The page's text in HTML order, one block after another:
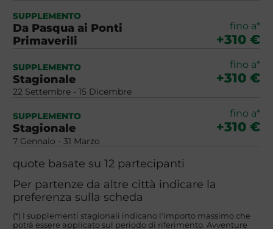
SUPPLEMENTO
Da Pasqua ai Ponti
Primaverili
fino a*
+310 €
SUPPLEMENTO
Stagionale
22 Settembre - 15 Dicembre
fino a*
+310 €
SUPPLEMENTO
Stagionale
7 Gennaio - 31 Marzo
fino a*
+310 €
quote basate su 12 partecipanti
Per partenze da altre città indicare la
preferenza sulla scheda
(*) I supplementi stagionali indicano l'importo massimo che
potrà essere applicato sul periodo di riferimento. Avventure